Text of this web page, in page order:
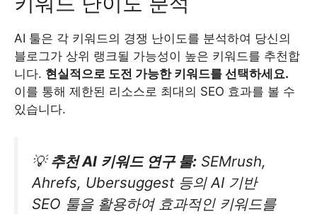
AI 툴은 각 키워드의 경쟁 난이도를 분석하여 당신의
블로그가 상위 랭크될 가능성이 높은 키워드를 추천합
니다. 현실적으로 도전 가능한 키워드를 선택하세요.
이를 통해 제한된 리소스로 최대의 SEO 효과를 볼 수
있습니다.
💡 추천 AI 키워드 연구 툴: SEMrush,
Ahrefs, Ubersuggest 등의 AI 기반
SEO 툴을 활용하여 효과적인 키워드를